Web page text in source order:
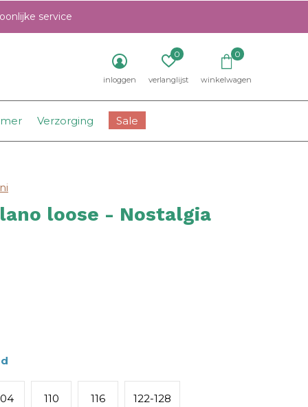
Verzorging Sale
inloggen verlanglijst
0
winkelwagen
0
service
loose - Nostalgia
110 116 122-128